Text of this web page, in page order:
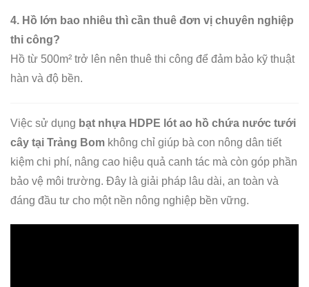
4. Hồ lớn bao nhiêu thì cần thuê đơn vị chuyên nghiệp
thi công?
Hồ từ 500m² trở lên nên thuê thi công để đảm bảo kỹ thuật
hàn và độ bền.
Việc sử dụng bạt nhựa HDPE lót ao hồ chứa nước tưới
cây tại Trảng Bom không chỉ giúp bà con nông dân tiết
kiệm chi phí, nâng cao hiệu quả canh tác mà còn góp phần
bảo vệ môi trường. Đây là giải pháp lâu dài, an toàn và
đáng đầu tư cho một nền nông nghiệp bền vững.